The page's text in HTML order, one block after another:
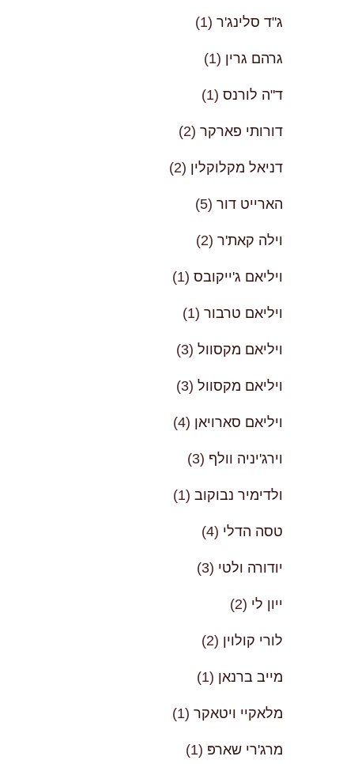
ג"ד סלינג'ר (1)
גרהם גרין (1)
ד"ה לורנס (1)
דורותי פארקר (2)
דניאל מקלוקלין (2)
הארייט דור (5)
וילה קאת'ר (2)
ויליאם ג'ייקובס (1)
ויליאם טרבור (1)
ויליאם מקסוול (3)
ויליאם מקסוול (3)
ויליאם סארויאן (4)
וירג'יניה וולף (3)
ולדימיר נבוקוב (1)
טסה הדלי (4)
יודורה ולטי (3)
ייון לי (2)
לורי קולוין (2)
מייב ברנאן (1)
מלאקיי ויטאקר (1)
מרג'רי שארפּ (1)